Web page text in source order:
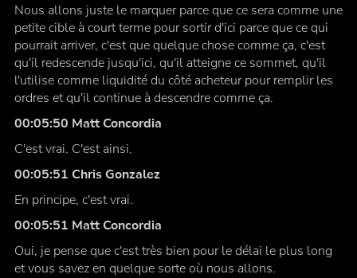
Nous allons juste le marquer parce que ce sera comme une
petite cible à court terme pour sortir d'ici parce que ce qui
pourrait arriver, c'est que quelque chose comme ça, c'est
qu'il redescende jusqu'ici, qu'il atteigne ce sommet, qu'il
l'utilise comme liquidité du côté acheteur pour remplir les
ordres et qu'il continue à descendre comme ça.
00:05:50 Matt Concordia
C'est vrai. C'est ainsi.
00:05:51 Chris Gonzalez
En principe, c'est vrai.
00:05:51 Matt Concordia
Oui, je pense que c'est très bien pour le délai le plus long
et vous savez en quelque sorte où nous allons.